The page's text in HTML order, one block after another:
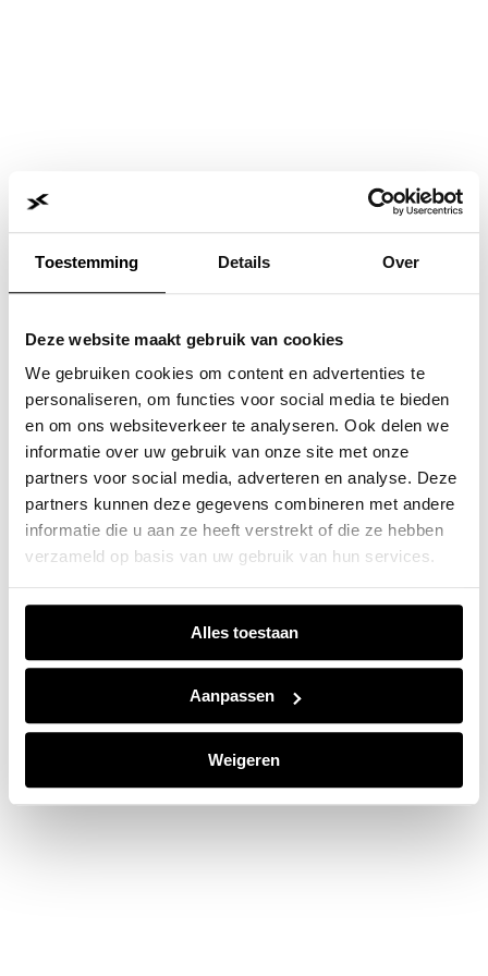
Toestemming Details Over
Deze website maakt gebruik van cookies
We gebruiken cookies om content en advertenties te
personaliseren, om functies voor social media te bieden
en om ons websiteverkeer te analyseren. Ook delen we
informatie over uw gebruik van onze site met onze
partners voor social media, adverteren en analyse. Deze
partners kunnen deze gegevens combineren met andere
informatie die u aan ze heeft verstrekt of die ze hebben
verzameld op basis van uw gebruik van hun services.
Alles toestaan
Aanpassen
Weigeren
Application error: a client-side exception has occurred while
loadingwww.jvk.nl(see the browser consolefor more
information).